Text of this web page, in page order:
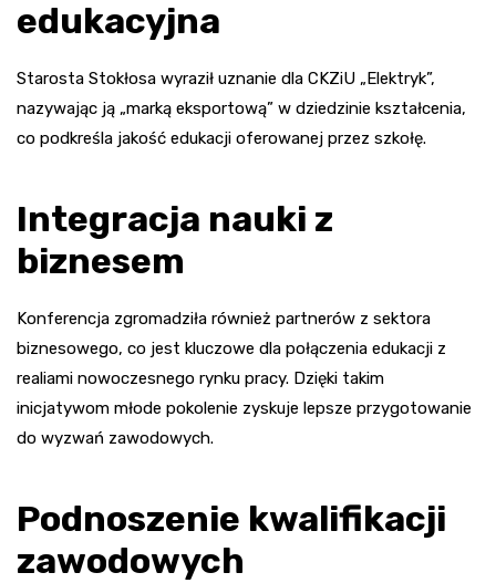
edukacyjna
Starosta Stokłosa wyraził uznanie dla CKZiU „Elektryk”,
nazywając ją „marką eksportową” w dziedzinie kształcenia,
co podkreśla jakość edukacji oferowanej przez szkołę.
Integracja nauki z
biznesem
Konferencja zgromadziła również partnerów z sektora
biznesowego, co jest kluczowe dla połączenia edukacji z
realiami nowoczesnego rynku pracy. Dzięki takim
inicjatywom młode pokolenie zyskuje lepsze przygotowanie
do wyzwań zawodowych.
Podnoszenie kwalifikacji
zawodowych